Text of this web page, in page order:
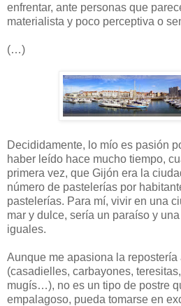
enfrentar, ante personas que
materialista y poco perceptiva o
(…)
Decididamente, lo mío es pasión
haber leído hace mucho tiempo,
primera vez, que Gijón era la
número de pastelerías por
pastelerías. Para mí, vivir en una
mar y dulce, sería un paraíso y
iguales.
Aunque me apasiona la repostería
(casadielles, carbayones,
mugís…), no es un tipo de postre
empalagoso, pueda tomarse en